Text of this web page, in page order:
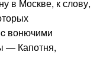
в Москве, к слову,
вонючими
— Капотня,